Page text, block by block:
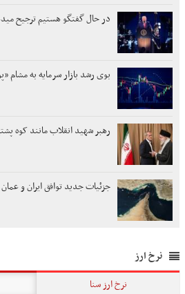
در حال گفتگو هستیم ترجیح
بوی رشد بازار سرمایه به مشام
رهبر شهید انقلاب مانند کوه
جزئیات جدید توافق ایران و
نرخ ارز
نرخ ارز سنا